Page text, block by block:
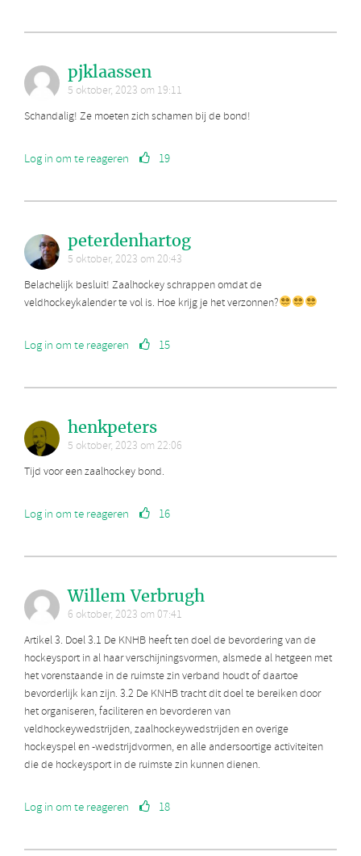
pjklaassen
5 oktober, 2023 om 19:11
Schandalig! Ze moeten zich schamen bij de bond!
Log in om te reageren 19
peterdenhartog
5 oktober, 2023 om 20:43
Belachelijk besluit! Zaalhockey schrappen omdat de
veldhockeykalender te vol is. Hoe krijg je het verzonnen?
Log in om te reageren 15
henkpeters
5 oktober, 2023 om 22:06
Tijd voor een zaalhockey bond.
Log in om te reageren 16
Willem Verbrugh
6 oktober, 2023 om 07:41
Artikel 3. Doel 3.1 De KNHB heeft ten doel de bevordering van de
hockeysport in al haar verschijningsvormen, alsmede al hetgeen met
het vorenstaande in de ruimste zin verband houdt of daartoe
bevorderlijk kan zijn. 3.2 De KNHB tracht dit doel te bereiken door
het organiseren, faciliteren en bevorderen van
veldhockeywedstrijden, zaalhockeywedstrijden en overige
hockeyspel en -wedstrijdvormen, en alle andersoortige activiteiten
die de hockeysport in de ruimste zin kunnen dienen.
Log in om te reageren 18